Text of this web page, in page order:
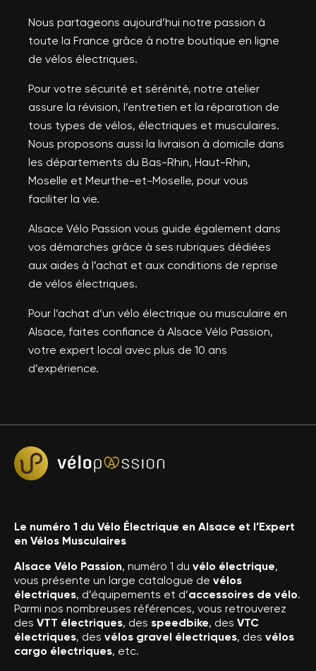
Nous partageons aujourd’hui notre passion à
toute la France grâce à notre boutique en ligne
de vélos électriques.
Pour votre sécurité et sérénité, notre atelier
assure la révision, l’entretien et la réparation de
tous types de vélos, électriques et musculaires.
Nous proposons aussi la livraison à domicile dans
les départements du Bas-Rhin, Haut-Rhin,
Moselle et Meurthe-et-Moselle, pour vous
faciliter la vie.
Alsace Vélo Passion vous guide également dans
vos démarches grâce à ses rubriques dédiées
aux aides à l’achat et aux conditions de reprise
de vélos électriques.
Pour l’achat d’un vélo électrique ou musculaire en
Alsace, faites confiance à Alsace Vélo Passion,
votre expert local avec plus de 10 ans
d’expérience.
Le numéro 1 du Vélo Électrique en Alsace et l’Expert
en Vélos Musculaires
Alsace Vélo Passion, numéro 1 du vélo électrique,
vous présente un large catalogue de vélos
électriques, d’équipements et d’accessoires de vélo.
Parmi nos nombreuses références, vous retrouverez
des VTT électriques, des speedbike, des VTC
électriques, des vélos gravel électriques, des vélos
cargo électriques, etc.